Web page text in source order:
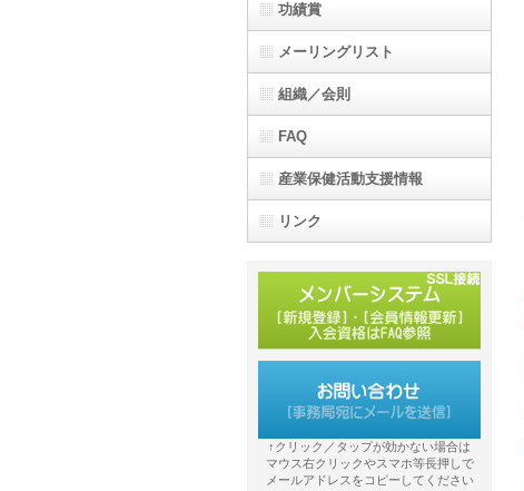
功績賞
メーリングリスト
組織／会則
FAQ
産業保健活動支援情報
リンク
↑クリック／タップが効かない場合は
マウス右クリックやスマホ等長押しで
メールアドレスをコピーしてください